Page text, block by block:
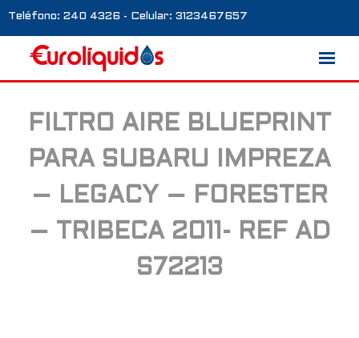
Teléfono: 240 4326 - Celular: 3123467657
Marcas
Nosotros
Blog
Galería
FILTRO AIRE BLUEPRINT
PARA SUBARU IMPREZA
– LEGACY – FORESTER
– TRIBECA 2011- REF AD
S72213